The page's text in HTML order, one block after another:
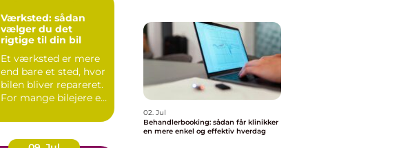
Værksted: sådan
vælger du det
rigtige til din bil
Et værksted er mere
end bare et sted, hvor
bilen bliver repareret.
For mange bilejere er
02. Jul
Behandlerbooking: sådan får klinikker
en mere enkel og effektiv hverdag